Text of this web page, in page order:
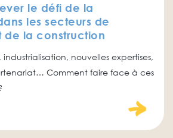
le défi de la
les secteurs de
de la construction
nouvelles expertises,
Comment faire face à ces